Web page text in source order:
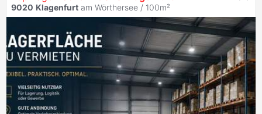
9020 Klagenfurt am Wörthersee / 100m²